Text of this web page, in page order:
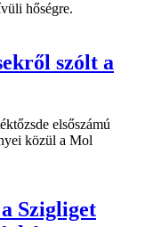
hőségre.
szólt a
elsőszámú
közül a Mol
Szigliget